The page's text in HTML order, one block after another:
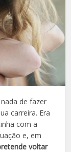
de fazer
carreira. Era
com a
e, em
voltar